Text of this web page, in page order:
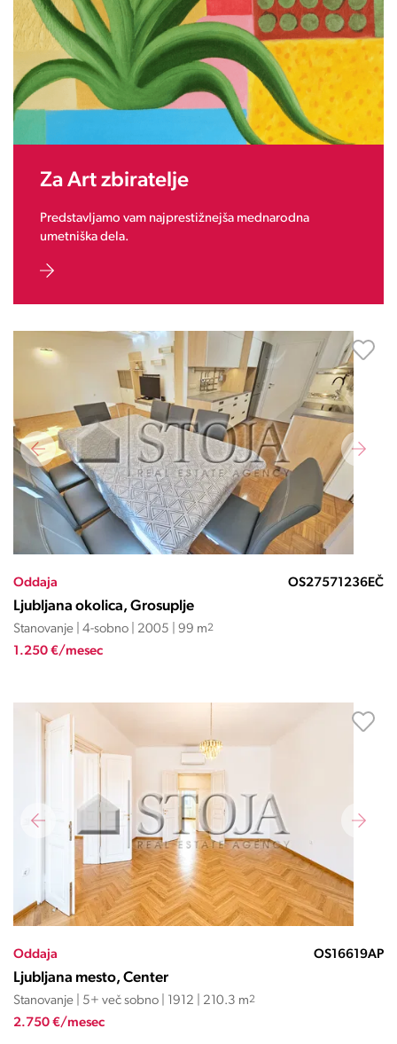
Za Art zbiratelje
Predstavljamo vam najprestižnejša mednarodna
umetniška dela.
Oddaja OS27571236EČ
Ljubljana okolica, Grosuplje
Stanovanje | 4-sobno | 2005 | 99 m2
1.250 €/mesec
Oddaja OS16619AP
Ljubljana mesto, Center
Stanovanje | 5+ več sobno | 1912 | 210.3 m2
2.750 €/mesec